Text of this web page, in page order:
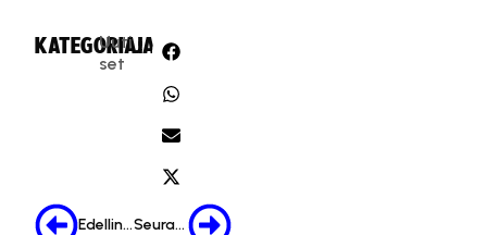
KATEGORIA:
Uuti
set
JAA:
Edellinen Seuraava